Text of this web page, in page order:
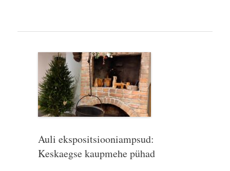
Auli ekspositsiooniampsud:
Keskaegse kaupmehe pühad